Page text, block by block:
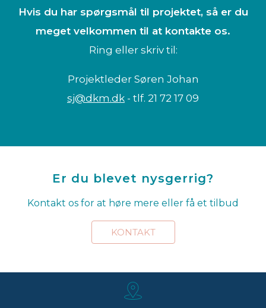
Hvis du har spørgsmål til projektet, så er du
meget velkommen til at kontakte os.
Ring eller skriv til:
Projektleder Søren Johan
sj@dkm.dk - tlf. 21 72 17 09
Er du blevet nysgerrig?
Kontakt os for at høre mere eller få et tilbud
KONTAKT